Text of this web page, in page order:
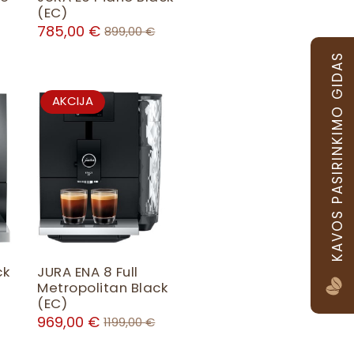
E
(EC)
785,00 € 899,00€
AKCIJA
R
D
U
C
T
O
N
A
L
JURA ENA 8 Full
Metropolitan Black
(EC)
969,00 € 1199,00€
KAVOS PASIRINKIMO GIDAS